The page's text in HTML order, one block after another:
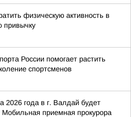
физическую активность в
привычку
России помогает растить
спортсменов
2026 года в г. Валдай будет
Мобильная приемная прокурора